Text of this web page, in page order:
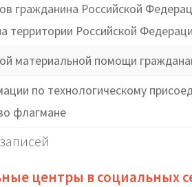
гражданина Российской
территории Российской
материальной помощи
по технологическому
флагмане
центры в социальных